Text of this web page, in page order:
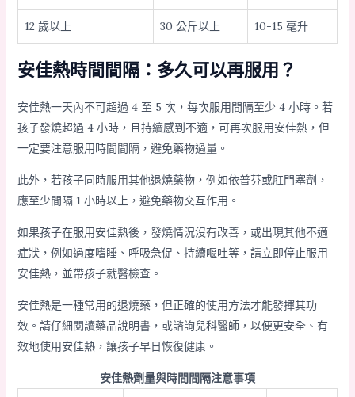
12 歲以上 30 公斤以上 10-15 毫升
安佳熱時間間隔：多久可以再服用？
安佳熱一天內不可超過 4 至 5 次，每次服用間隔至少 4 小時。若
孩子發燒超過 4 小時，且持續感到不適，可再次服用安佳熱，但
一定要注意服用時間間隔，避免藥物過量。
此外，若孩子同時服用其他退燒藥物，例如依普芬或肛門塞劑，
應至少間隔 1 小時以上，避免藥物交互作用。
如果孩子在服用安佳熱後，發燒情況沒有改善，或出現其他不適
症狀，例如過度嗜睡、呼吸急促、持續嘔吐等，請立即停止服用
安佳熱，並帶孩子就醫檢查。
安佳熱是一種常用的退燒藥，但正確的使用方法才能發揮其功
效。請仔細閱讀藥品說明書，或諮詢兒科醫師，以便更安全、有
效地使用安佳熱，讓孩子早日恢復健康。
安佳熱劑量與時間間隔注意事項